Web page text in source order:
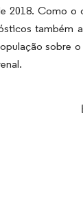
2018. Como o
também
sobre